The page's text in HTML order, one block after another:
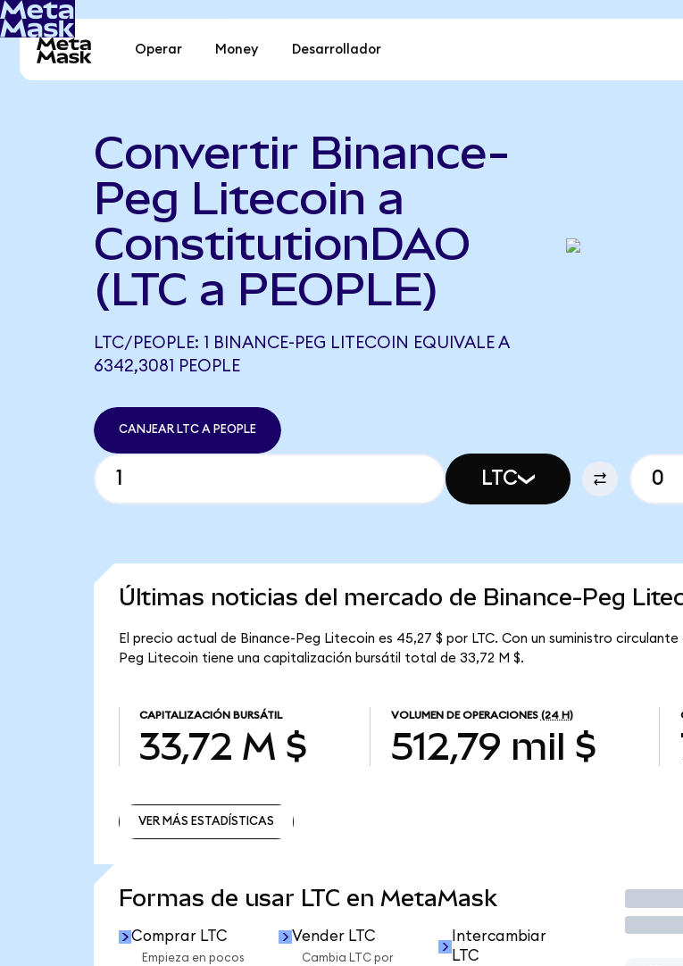
Operar Money Desarrollador
Convertir Binance-
Peg Litecoin a
ConstitutionDAO
(LTC a PEOPLE)
LTC/PEOPLE: 1 BINANCE-PEG LITECOIN EQUIVALE A
6342,3081 PEOPLE
CANJEAR LTC A PEOPLE
LTC
Últimas noticias del mercado de Binance-Peg
El precio actual de Binance-Peg Litecoin es 45,27 $ por LTC. Con un suministro
Peg Litecoin tiene una capitalización bursátil total de 33,72 M $.
CAPITALIZACIÓN BURSÁTIL
33,72 M $
VOLUMEN DE OPERACIONES (24 H)
512,79 mil $
VER MÁS ESTADÍSTICAS
Formas de usar LTC en MetaMask
Comprar LTC
Empieza en pocos
Vender LTC
Cambia LTC por
Intercambiar
LTC